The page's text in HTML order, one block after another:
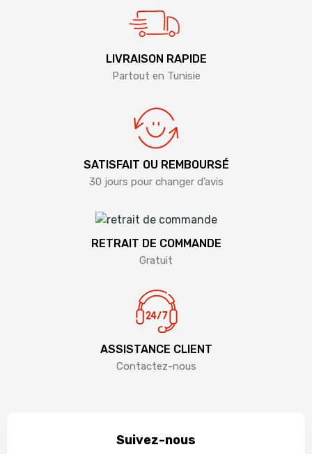
LIVRAISON RAPIDE
Partout en Tunisie
SATISFAIT OU REMBOURSÉ
30 jours pour changer d’avis
RETRAIT DE COMMANDE
Gratuit
ASSISTANCE CLIENT
Contactez-nous
Suivez-nous